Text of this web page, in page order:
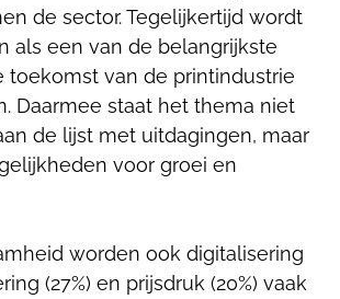
de sector. Tegelijkertijd wordt
als een van de belangrijkste
toekomst van de printindustrie
Daarmee staat het thema niet
de lijst met uitdagingen, maar
voor groei en
worden ook digitalisering
(27%) en prijsdruk (20%) vaak